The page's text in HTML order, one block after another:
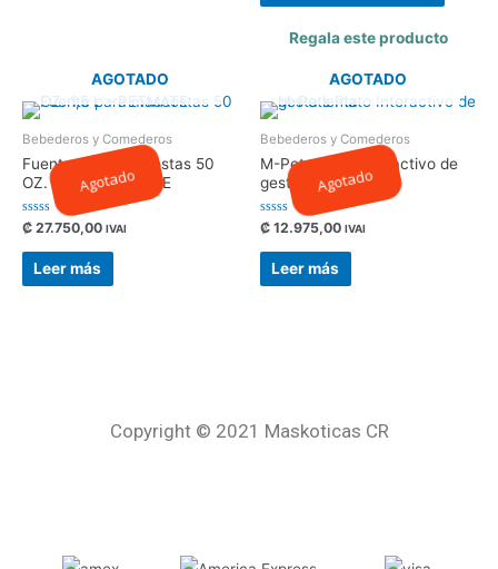
Regala este producto
Agotado
AGOTADO
Bebederos y Comederos
Fuente para mascostas 50
OZ. 1,5 L – PETMATE
Valorado
con
0
de
₡ 27.750,00 IVAI
Leer más
Agotado
AGOTADO
Bebederos y Comederos
M-Pets Plato Interactivo de
gesta lenta
Valorado
con
0
de
₡ 12.975,00 IVAI
Leer más
Copyright © 2021 Maskoticas CR